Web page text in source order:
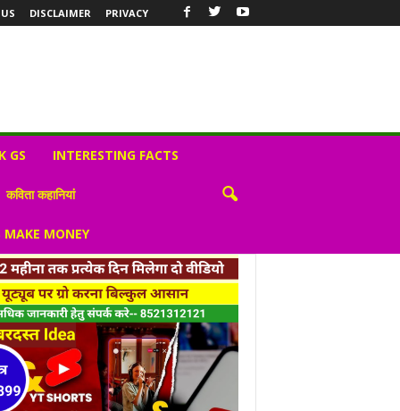
DISCLAIMER PRIVACY
GS INTERESTING FACTS
कविता कहानियां
MONEY